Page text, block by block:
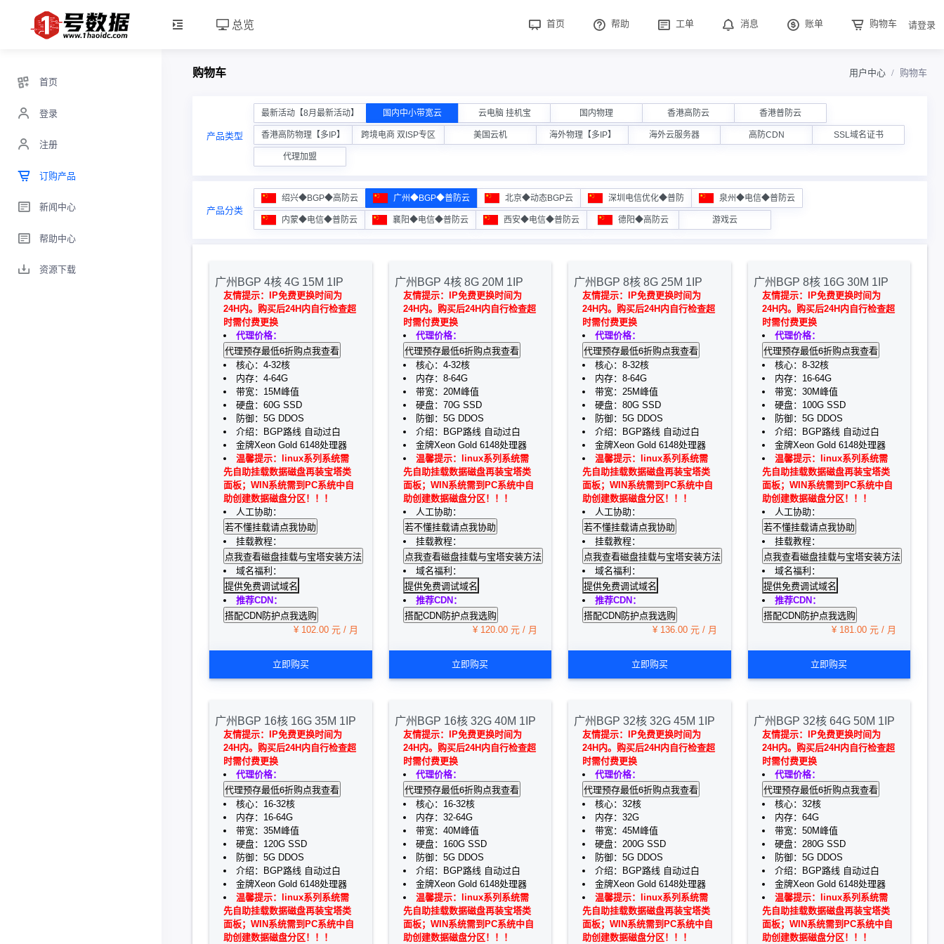
总览 首页 帮助 工单 消息 账单 购物车 请登录
首页
登录
注册
订购产品
新闻中心
帮助中心
资源下载
购物车 用户中心 购物车
产品类型
最新活动【8月最新活动】 国内中小带宽云 云电脑 挂机宝 国内物理 香港高防云 香港普防云
香港高防物理【多IP】 跨境电商 双ISP专区 美国云机 海外物理【多IP】 海外云服务器 高防CDN SSL域名证书
代理加盟
产品分类
绍兴◆BGP◆高防云 广州◆BGP◆普防云 北京◆动态BGP云 深圳电信优化◆普防 泉州◆电信◆普防云
内蒙◆电信◆普防云 襄阳◆电信◆普防云 西安◆电信◆普防云 德阳◆高防云 游戏云
广州BGP 4核 4G 15M 1IP
友情提示：IP免费更换时间为
24H内。购买后24H内自行检查超
时需付费更换
代理价格：
核心：4-32核
内存：4-64G
带宽：15M峰值
硬盘：60G SSD
防御：5G DDOS
介绍：BGP路线 自动过白
金牌Xeon Gold 6148处理器
温馨提示：linux系列系统需
先自助挂载数据磁盘再装宝塔类
面板；WIN系统需到PC系统中自
助创建数据磁盘分区！！！
人工协助：
挂载教程：
域名福利：
提供免费调试域名
推荐CDN：
¥ 102.00 元 / 月
立即购买
广州BGP 4核 8G 20M 1IP
友情提示：IP免费更换时间为
24H内。购买后24H内自行检查超
时需付费更换
代理价格：
核心：4-32核
内存：8-64G
带宽：20M峰值
硬盘：70G SSD
防御：5G DDOS
介绍：BGP路线 自动过白
金牌Xeon Gold 6148处理器
温馨提示：linux系列系统需
先自助挂载数据磁盘再装宝塔类
面板；WIN系统需到PC系统中自
助创建数据磁盘分区！！！
人工协助：
挂载教程：
域名福利：
提供免费调试域名
推荐CDN：
¥ 120.00 元 / 月
立即购买
广州BGP 8核 8G 25M 1IP
友情提示：IP免费更换时间为
24H内。购买后24H内自行检查超
时需付费更换
代理价格：
核心：8-32核
内存：8-64G
带宽：25M峰值
硬盘：80G SSD
防御：5G DDOS
介绍：BGP路线 自动过白
金牌Xeon Gold 6148处理器
温馨提示：linux系列系统需
先自助挂载数据磁盘再装宝塔类
面板；WIN系统需到PC系统中自
助创建数据磁盘分区！！！
人工协助：
挂载教程：
域名福利：
提供免费调试域名
推荐CDN：
¥ 136.00 元 / 月
立即购买
广州BGP 8核 16G 30M 1IP
友情提示：IP免费更换时间为
24H内。购买后24H内自行检查超
时需付费更换
代理价格：
核心：8-32核
内存：16-64G
带宽：30M峰值
硬盘：100G SSD
防御：5G DDOS
介绍：BGP路线 自动过白
金牌Xeon Gold 6148处理器
温馨提示：linux系列系统需
先自助挂载数据磁盘再装宝塔类
面板；WIN系统需到PC系统中自
助创建数据磁盘分区！！！
人工协助：
挂载教程：
域名福利：
提供免费调试域名
推荐CDN：
¥ 181.00 元 / 月
立即购买
广州BGP 16核 16G 35M 1IP
友情提示：IP免费更换时间为
24H内。购买后24H内自行检查超
时需付费更换
代理价格：
核心：16-32核
内存：16-64G
带宽：35M峰值
硬盘：120G SSD
防御：5G DDOS
介绍：BGP路线 自动过白
金牌Xeon Gold 6148处理器
温馨提示：linux系列系统需
先自助挂载数据磁盘再装宝塔类
面板；WIN系统需到PC系统中自
助创建数据磁盘分区！！！
广州BGP 16核 32G 40M 1IP
友情提示：IP免费更换时间为
24H内。购买后24H内自行检查超
时需付费更换
代理价格：
核心：16-32核
内存：32-64G
带宽：40M峰值
硬盘：160G SSD
防御：5G DDOS
介绍：BGP路线 自动过白
金牌Xeon Gold 6148处理器
温馨提示：linux系列系统需
先自助挂载数据磁盘再装宝塔类
面板；WIN系统需到PC系统中自
助创建数据磁盘分区！！！
广州BGP 32核 32G 45M 1IP
友情提示：IP免费更换时间为
24H内。购买后24H内自行检查超
时需付费更换
代理价格：
核心：32核
内存：32G
带宽：45M峰值
硬盘：200G SSD
防御：5G DDOS
介绍：BGP路线 自动过白
金牌Xeon Gold 6148处理器
温馨提示：linux系列系统需
先自助挂载数据磁盘再装宝塔类
面板；WIN系统需到PC系统中自
助创建数据磁盘分区！！！
广州BGP 32核 64G 50M 1IP
友情提示：IP免费更换时间为
24H内。购买后24H内自行检查超
时需付费更换
代理价格：
核心：32核
内存：64G
带宽：50M峰值
硬盘：280G SSD
防御：5G DDOS
介绍：BGP路线 自动过白
金牌Xeon Gold 6148处理器
温馨提示：linux系列系统需
先自助挂载数据磁盘再装宝塔类
面板；WIN系统需到PC系统中自
助创建数据磁盘分区！！！